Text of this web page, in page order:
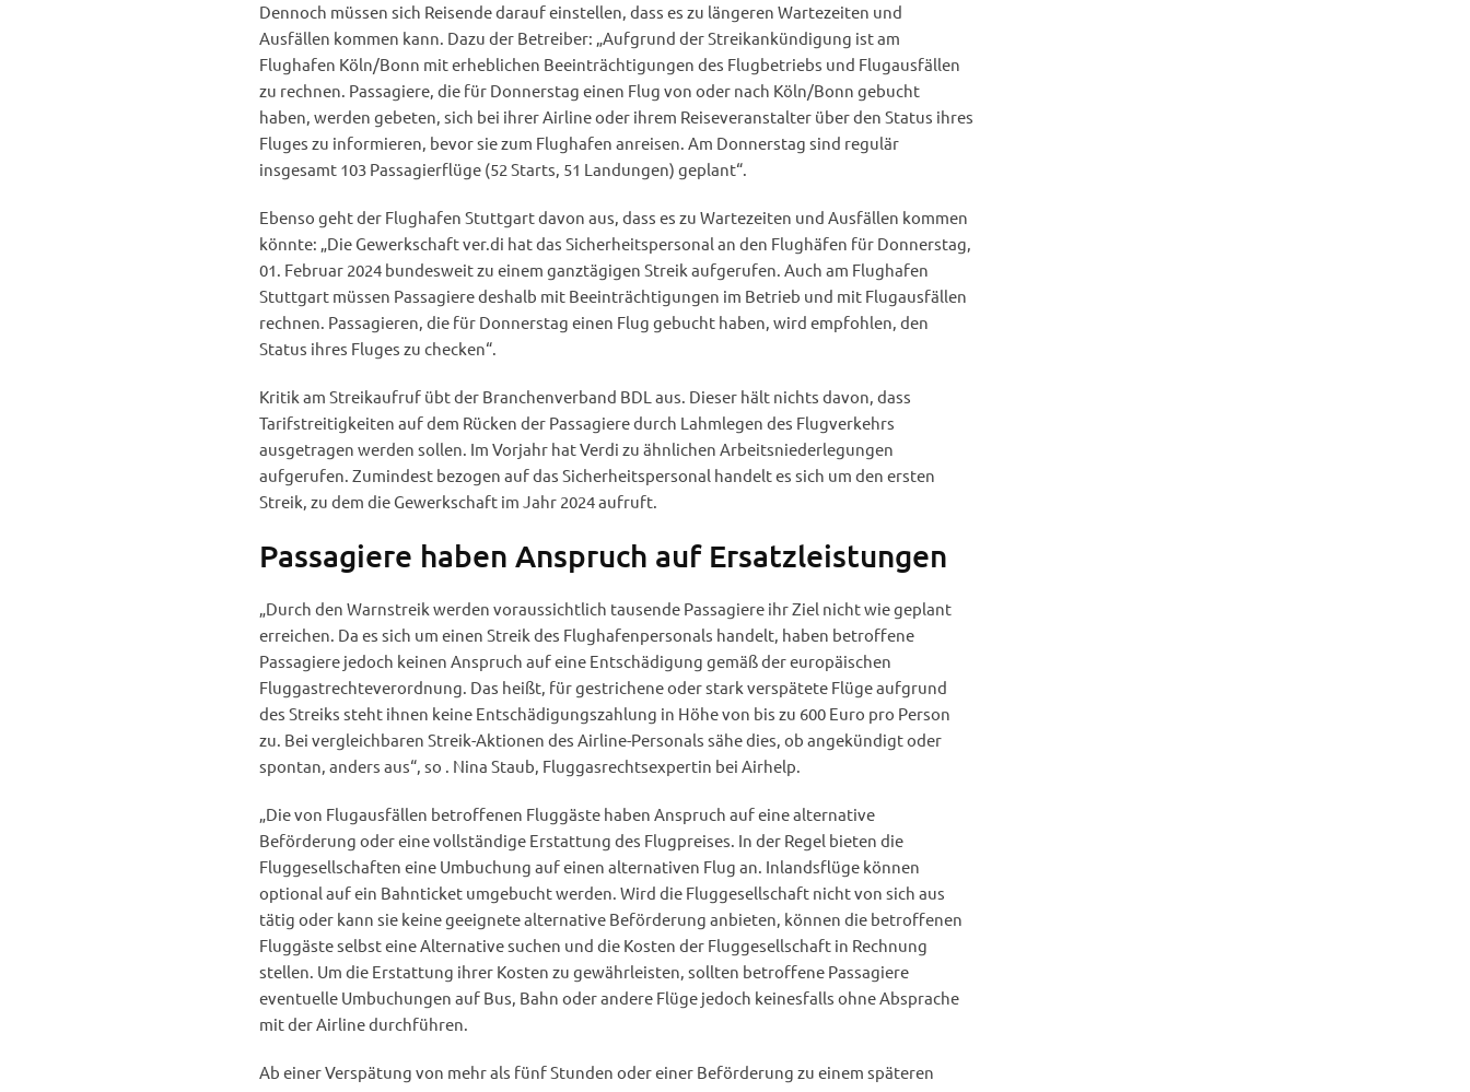
Dennoch müssen sich Reisende darauf einstellen, dass es zu längeren Wartezeiten und
Ausfällen kommen kann. Dazu der Betreiber: „Aufgrund der Streikankündigung ist am
Flughafen Köln/Bonn mit erheblichen Beeinträchtigungen des Flugbetriebs und Flugausfällen
zu rechnen. Passagiere, die für Donnerstag einen Flug von oder nach Köln/Bonn gebucht
haben, werden gebeten, sich bei ihrer Airline oder ihrem Reiseveranstalter über den Status ihres
Fluges zu informieren, bevor sie zum Flughafen anreisen. Am Donnerstag sind regulär
insgesamt 103 Passagierflüge (52 Starts, 51 Landungen) geplant“.
Ebenso geht der Flughafen Stuttgart davon aus, dass es zu Wartezeiten und Ausfällen kommen
könnte: „Die Gewerkschaft ver.di hat das Sicherheitspersonal an den Flughäfen für Donnerstag,
01. Februar 2024 bundesweit zu einem ganztägigen Streik aufgerufen. Auch am Flughafen
Stuttgart müssen Passagiere deshalb mit Beeinträchtigungen im Betrieb und mit Flugausfällen
rechnen. Passagieren, die für Donnerstag einen Flug gebucht haben, wird empfohlen, den
Status ihres Fluges zu checken“.
Kritik am Streikaufruf übt der Branchenverband BDL aus. Dieser hält nichts davon, dass
Tarifstreitigkeiten auf dem Rücken der Passagiere durch Lahmlegen des Flugverkehrs
ausgetragen werden sollen. Im Vorjahr hat Verdi zu ähnlichen Arbeitsniederlegungen
aufgerufen. Zumindest bezogen auf das Sicherheitspersonal handelt es sich um den ersten
Streik, zu dem die Gewerkschaft im Jahr 2024 aufruft.
Passagiere haben Anspruch auf Ersatzleistungen
„Durch den Warnstreik werden voraussichtlich tausende Passagiere ihr Ziel nicht wie geplant
erreichen. Da es sich um einen Streik des Flughafenpersonals handelt, haben betroffene
Passagiere jedoch keinen Anspruch auf eine Entschädigung gemäß der europäischen
Fluggastrechteverordnung. Das heißt, für gestrichene oder stark verspätete Flüge aufgrund
des Streiks steht ihnen keine Entschädigungszahlung in Höhe von bis zu 600 Euro pro Person
zu. Bei vergleichbaren Streik-Aktionen des Airline-Personals sähe dies, ob angekündigt oder
spontan, anders aus“, so . Nina Staub, Fluggasrechtsexpertin bei Airhelp.
„Die von Flugausfällen betroffenen Fluggäste haben Anspruch auf eine alternative
Beförderung oder eine vollständige Erstattung des Flugpreises. In der Regel bieten die
Fluggesellschaften eine Umbuchung auf einen alternativen Flug an. Inlandsflüge können
optional auf ein Bahnticket umgebucht werden. Wird die Fluggesellschaft nicht von sich aus
tätig oder kann sie keine geeignete alternative Beförderung anbieten, können die betroffenen
Fluggäste selbst eine Alternative suchen und die Kosten der Fluggesellschaft in Rechnung
stellen. Um die Erstattung ihrer Kosten zu gewährleisten, sollten betroffene Passagiere
eventuelle Umbuchungen auf Bus, Bahn oder andere Flüge jedoch keinesfalls ohne Absprache
mit der Airline durchführen.
Ab einer Verspätung von mehr als fünf Stunden oder einer Beförderung zu einem späteren